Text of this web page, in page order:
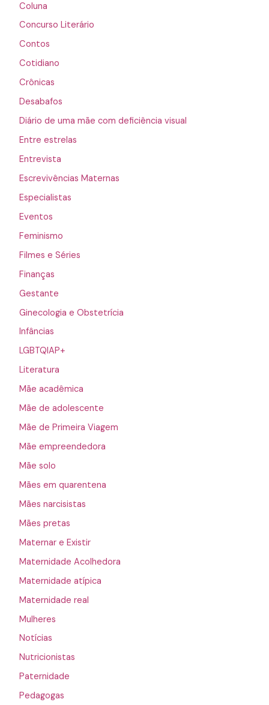
Coluna
Concurso Literário
Contos
Cotidiano
Crônicas
Desabafos
Diário de uma mãe com deficiência visual
Entre estrelas
Entrevista
Escrevivências Maternas
Especialistas
Eventos
Feminismo
Filmes e Séries
Finanças
Gestante
Ginecologia e Obstetrícia
Infâncias
LGBTQIAP+
Literatura
Mãe acadêmica
Mãe de adolescente
Mãe de Primeira Viagem
Mãe empreendedora
Mãe solo
Mães em quarentena
Mães narcisistas
Mães pretas
Maternar e Existir
Maternidade Acolhedora
Maternidade atípica
Maternidade real
Mulheres
Notícias
Nutricionistas
Paternidade
Pedagogas